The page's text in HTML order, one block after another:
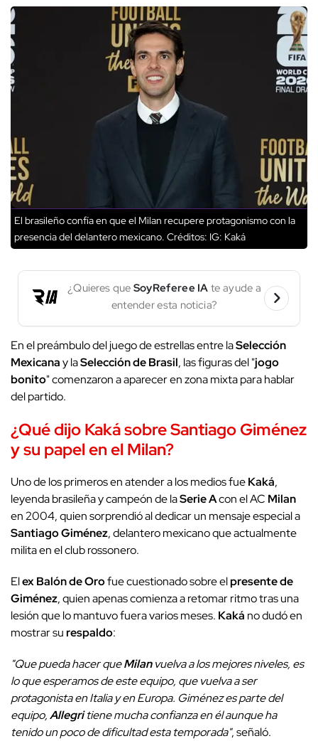
El brasileño confía en que el Milan recupere protagonismo con la
presencia del delantero mexicano. Créditos: IG: Kaká
¿Quieres que SoyReferee IA te ayude a
entender esta noticia?
En el preámbulo del juego de estrellas entre laSelección
Mexicanay laSelección de Brasil, las figuras del "jogo
bonito" comenzaron a aparecer en zona mixta para hablar
del partido.
¿Qué dijo Kaká sobre Santiago Giménez
y su papel en el Milan?
Uno de los primeros en atender a los medios fueKaká,
leyenda brasileña y campeón de laSerie Acon el AC Milan
en 2004, quien sorprendió al dedicar un mensaje especial a
Santiago Giménez, delantero mexicano que actualmente
milita en el club rossonero.
Elex Balón de Orofue cuestionado sobre elpresente de
Giménez, quien apenas comienza a retomar ritmo tras una
lesión que lo mantuvo fuera varios meses. Kaká no dudó en
mostrar surespaldo:
"Que pueda hacer queMilanvuelva a los mejores niveles, es
lo que esperamos de este equipo, que vuelva a ser
protagonista en Italia y en Europa. Giménez es parte del
equipo,Allegritiene mucha confianza en él aunque ha
tenido un poco de dificultad esta temporada", señaló.